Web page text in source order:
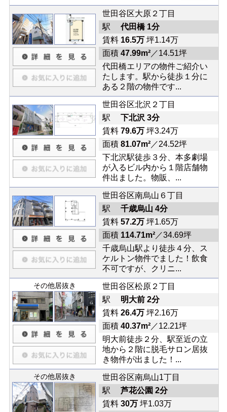
世田谷区大原２丁目
駅 代田橋 1分
賃料 16.5万坪1.14万
面積 47.99m²／14.51坪
代田橋エリアの物件ご紹介い
たします。駅から徒歩１分に
ある２階の物件です...
世田谷区北沢２丁目
駅 下北沢 3分
賃料 79.6万坪3.24万
面積 81.07m²／24.52坪
下北沢駅徒歩３分、本多劇場
が入るビル内から１階店舗物
件出ました。物販、...
世田谷区南烏山６丁目
駅 千歳烏山 4分
賃料 57.2万坪1.65万
面積 114.71m²／34.69坪
千歳烏山駅より徒歩４分、ス
ケルトン物件でました！飲食
不可ですが、クリニ...
その他居抜き
世田谷区松原２丁目
駅 明大前 2分
賃料 26.4万坪2.16万
面積 40.37m²／12.21坪
明大前徒歩２分、駅至近の立
地から２階に脱毛サロン居抜
き物件が出ました！...
その他居抜き
世田谷区南烏山1丁目
駅 芦花公園 2分
賃料 30万坪1.03万